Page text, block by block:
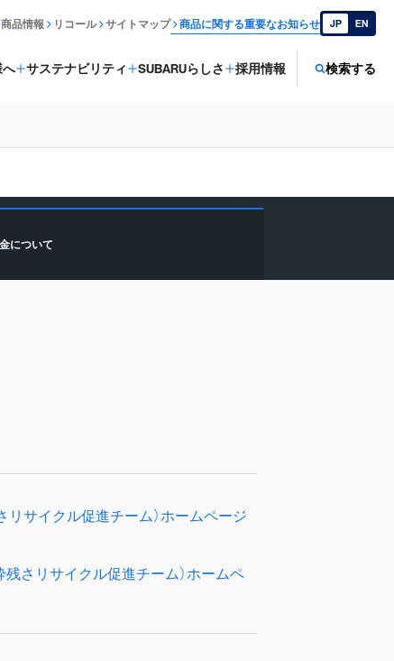
へ サステナビリティ SUBARUらしさ 採用情報 検索する
商品情報 リコール サイトマップ 商品に関する重要なお知らせ JP EN
について
リサイクル促進チーム）ホームページ
残さリサイクル促進チーム）ホームペ